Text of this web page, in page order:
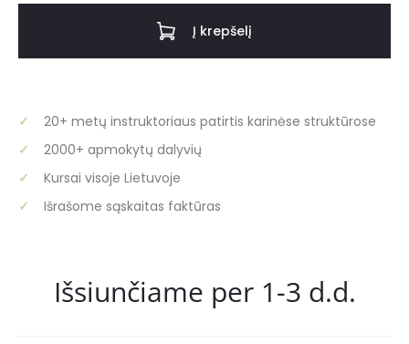
storio,
5-
18cm
aukščio
Į krepšelį
20+ metų instruktoriaus patirtis karinėse struktūrose
2000+ apmokytų dalyvių
Kursai visoje Lietuvoje
Išrašome sąskaitas faktūras
Išsiunčiame per 1-3 d.d.